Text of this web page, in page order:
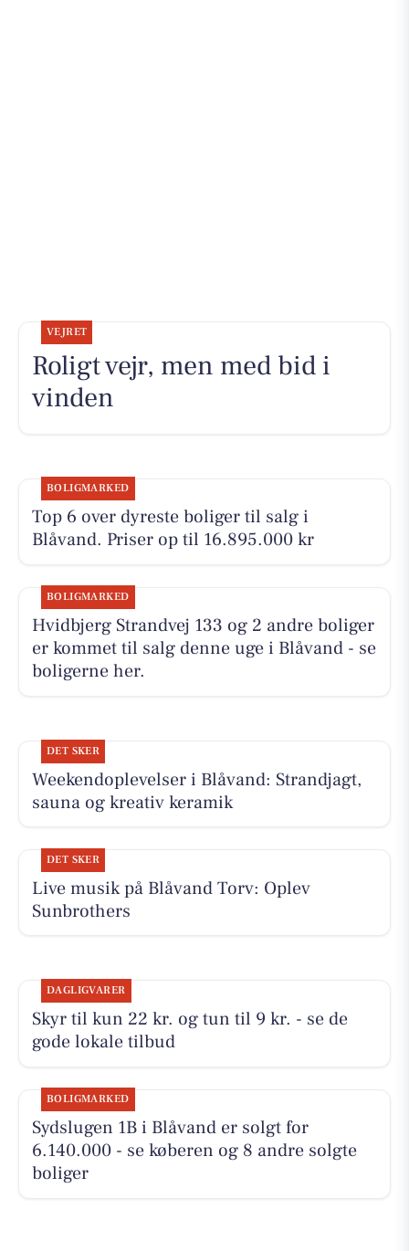
VEJRET
Roligt vejr, men med bid i
vinden
BOLIGMARKED
Top 6 over dyreste boliger til salg i
Blåvand. Priser op til 16.895.000 kr
BOLIGMARKED
Hvidbjerg Strandvej 133 og 2 andre boliger
er kommet til salg denne uge i Blåvand - se
boligerne her.
DET SKER
Weekendoplevelser i Blåvand: Strandjagt,
sauna og kreativ keramik
DET SKER
Live musik på Blåvand Torv: Oplev
Sunbrothers
DAGLIGVARER
Skyr til kun 22 kr. og tun til 9 kr. - se de
gode lokale tilbud
BOLIGMARKED
Sydslugen 1B i Blåvand er solgt for
6.140.000 - se køberen og 8 andre solgte
boliger